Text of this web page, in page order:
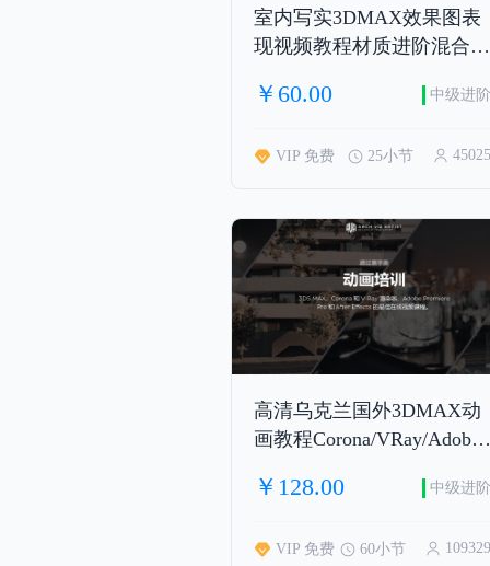
室内写实3DMAX效果图表
现视频教程材质进阶混合灯
￥60.00 中级进阶
VIP 免费 25小节 45025
高清乌克兰国外3DMAX动
画教程Corona/VRay/Adobe
Effects（人工精翻 国语合
￥128.00 中级进阶
VIP 免费 60小节 109329